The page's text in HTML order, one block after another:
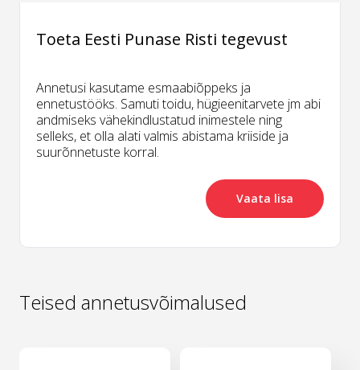
Toeta Eesti Punase Risti tegevust
Annetusi kasutame esmaabiõppeks ja
ennetustööks. Samuti toidu, hügieenitarvete jm abi
andmiseks vähekindlustatud inimestele ning
selleks, et olla alati valmis abistama kriiside ja
suurõnnetuste korral.
Vaata lisa
Teised annetusvõimalused